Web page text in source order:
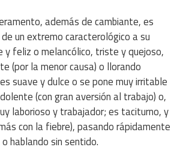
además de cambiante, es
un extremo caracterológico a su
y feliz o melancólico, triste y quejoso,
(por la menor causa) o llorando
suave y dulce o se pone muy irritable
(con gran aversión al trabajo) o,
laborioso y trabajador; es taciturno, y
con la fiebre), pasando rápidamente
hablando sin sentido.